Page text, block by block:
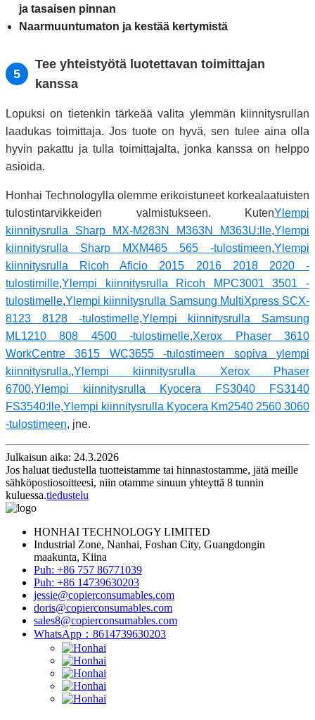
ja tasaisen pinnan
Naarmuuntumaton ja kestää kertymistä
5
Tee yhteistyötä luotettavan toimittajan
kanssa
Lopuksi on tietenkin tärkeää valita ylemmän kiinnitysrullan
laadukas toimittaja. Jos tuote on hyvä, sen tulee aina olla
hyvin pakattu ja tulla toimittajalta, jonka kanssa on helppo
asioida.
Honhai Technologylla olemme erikoistuneet korkealaatuisten
tulostintarvikkeiden valmistukseen. KutenYlempi
kiinnitysrulla Sharp MX-M283N M363N M363U:lle,Ylempi
kiinnitysrulla Sharp MXM465 565 -tulostimeen,Ylempi
kiinnitysrulla Ricoh Aficio 2015 2016 2018 2020 -
tulostimille,Ylempi kiinnitysrulla Ricoh MPC3001 3501 -
tulostimelle,Ylempi kiinnitysrulla Samsung MultiXpress SCX-
8123 8128 -tulostimelle,Ylempi kiinnitysrulla Samsung
ML1210 808 4500 -tulostimelle,Xerox Phaser 3610
WorkCentre 3615 WC3655 -tulostimeen sopiva ylempi
kiinnitysrulla.,Ylempi kiinnitysrulla Xerox Phaser
6700,Ylempi kiinnitysrulla Kyocera FS3040 FS3140
FS3540:lle,Ylempi kiinnitysrulla Kyocera Km2540 2560 3060
-tulostimeen, jne.
Julkaisun aika: 24.3.2026
Jos haluat tiedustella tuotteistamme tai hinnastostamme, jätä meille
sähköpostiosoitteesi, niin otamme sinuun yhteyttä 8 tunnin
kuluessa.tiedustelu
HONHAI TECHNOLOGY LIMITED
Industrial Zone, Nanhai, Foshan City, Guangdongin
maakunta, Kiina
Puh: +86 757 86771039
Puh: +86 14739630203
jessie@copierconsumables.com
doris@copierconsumables.com
sales8@copierconsumables.com
WhatsApp：8614739630203